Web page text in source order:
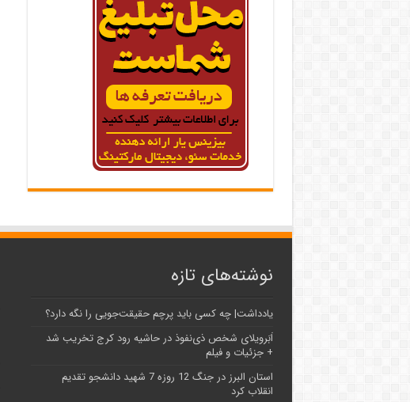
نوشته‌های تازه
یادداشت| ‌چه کسی باید پرچم حقیقت‌جویی را نگه دارد؟
اَبَر‌ویلای شخص ذی‌نفوذ در حاشیه‌ رود کرج تخریب شد
+ جزئیات و فیلم
استان البرز در جنگ 12 روزه 7 شهید دانشجو تقدیم
انقلاب کرد